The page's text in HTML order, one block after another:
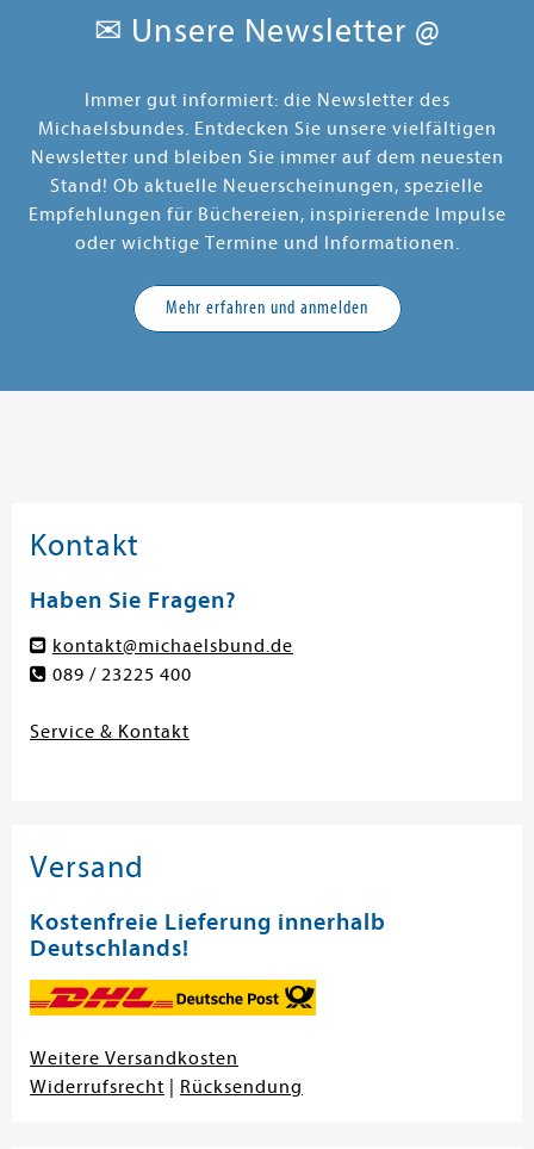
✉ Unsere Newsletter @
Immer gut informiert: die Newsletter des
Michaelsbundes. Entdecken Sie unsere vielfältigen
Newsletter und bleiben Sie immer auf dem neuesten
Stand! Ob aktuelle Neuerscheinungen, spezielle
Empfehlungen für Büchereien, inspirierende Impulse
oder wichtige Termine und Informationen.
Mehr erfahren und anmelden
Kontakt
Haben Sie Fragen?
kontakt@michaelsbund.de
089 / 23225 400
Service & Kontakt
Versand
Kostenfreie Lieferung innerhalb
Deutschlands!
Weitere Versandkosten
Widerrufsrecht
Rücksendung